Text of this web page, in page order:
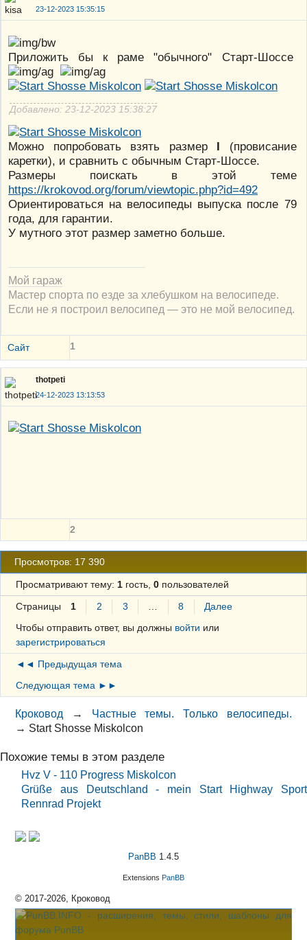
23-12-2023 15:35:15
Приложить бы к раме "обычного" Старт-Шоссе
Добавлено: 23-12-2023 15:38:27
Можно попробовать взять размер I (провисание
каретки), и сравнить с обычным Старт-Шоссе.
Размеры поискать в этой теме
https://krokovod.org/forum/viewtopic.php?id=492
Ориентироваться на велосипеды выпуска после 79
года, для гарантии.
У мутного этот размер заметно больше.
Мой гараж
Мастер спорта по езде за хлебушком на велосипеде.
Если не я построил велосипед — это не мой велосипед.
Сайт 1
thotpeti
24-12-2023 13:13:53
2
Просмотров: 17 390
Просматривают тему: 1гость, 0пользователей
Страницы 1 2 3 … 8
Далее
Чтобы отправить ответ, вы должны войти или
зарегистрироваться
◄◄ Предыдущая тема
Следующая тема ►►
Кроковод → Частные темы. Только велосипеды.
→ Start Shosse Miskolcon
Похожие темы в этом разделе
Hvz V - 110 Progress Miskolcon
Grüße aus Deutschland - mein Start Highway Sport
Rennrad Projekt
PanBB 1.4.5
Extensions PanBB
© 2017-2026, Кроковод